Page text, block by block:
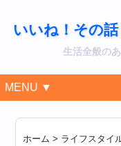
いいね！その
生活全般の
MENU ▼
ホーム > ライフスタイ